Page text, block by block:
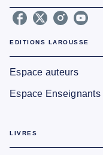
EDITIONS LAROUSSE
Espace auteurs
Espace Enseignants
LIVRES